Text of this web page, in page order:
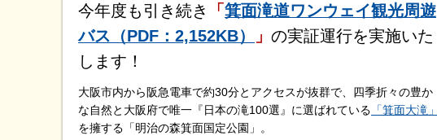
今年度も引き続き 「 箕面滝道ワンウェイ観光周遊
バス（PDF：2,152KB）
」 の実証運行を実施いた
します！
大阪市内から阪急電車で約30分とアクセスが抜群で、四季折々の豊か
な自然と大阪府で唯一『日本の滝100選』に選ばれている 「箕面大滝」
を擁する「明治の森箕面国定公園」。